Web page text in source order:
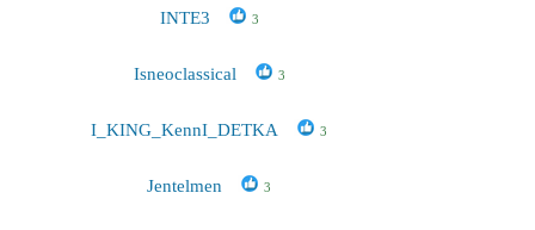
INTE3 3
Isneoclassical 3
I_KING_KennI_DETKA 3
Jentelmen 3